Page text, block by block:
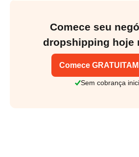
Comece seu
dropshipping hoje
Comece
Sem cobrança